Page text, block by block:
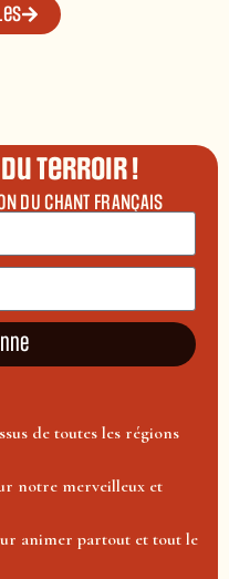
terroir !
DU CHANT FRANÇAIS
de toutes les régions
notre merveilleux et
animer partout et tout le